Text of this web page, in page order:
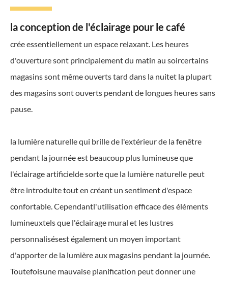
la conception de l'éclairage pour le café
crée essentiellement un espace relaxant. Les heures
d'ouverture sont principalement du matin au soircertains
magasins sont même ouverts tard dans la nuitet la plupart
des magasins sont ouverts pendant de longues heures sans
pause.
la lumière naturelle qui brille de l'extérieur de la fenêtre
pendant la journée est beaucoup plus lumineuse que
l'éclairage artificielde sorte que la lumière naturelle peut
être introduite tout en créant un sentiment d'espace
confortable. Cependantl'utilisation efficace des éléments
lumineuxtels que l'éclairage mural et les lustres
personnalisésest également un moyen important
d'apporter de la lumière aux magasins pendant la journée.
Toutefoisune mauvaise planification peut donner une